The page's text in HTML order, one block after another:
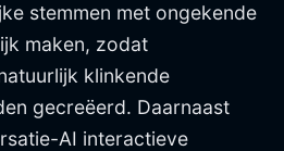
stemmen met ongekende
maken, zodat
klinkende
gecreëerd. Daarnaast
AI interactieve